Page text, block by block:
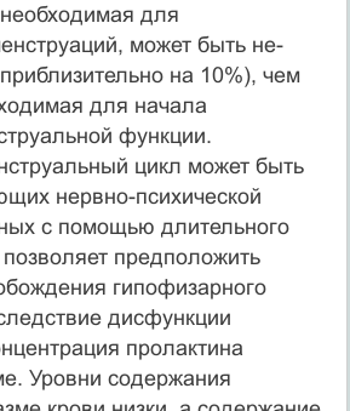
для
может быть не­
на 10%), чем
для начала
функции.
цикл может быть
нервно-психической
с по­мощью длительного
предположить
гипофизарного
дисфункции
пролактина
Уровни содержания